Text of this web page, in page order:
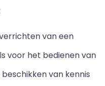
van een
voor het bedienen van
van kennis